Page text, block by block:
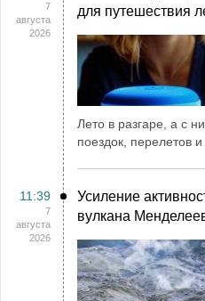
7
августа
2026
для путешествия
Лето в разгаре, а с
поездок, перелетов
11:39
7
августа
2026
Усиление
вулкана